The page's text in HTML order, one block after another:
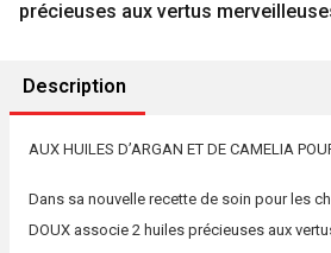
précieuses aux vertus
Description
AUX HUILES D’ARGAN ET DE CAMELIA
Dans sa nouvelle recette de soin pour les
DOUX associe 2 huiles précieuses aux